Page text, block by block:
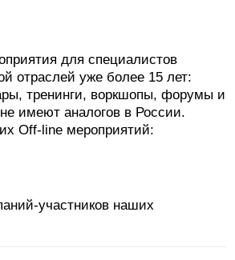
для специалистов
отраслей уже более 15 лет:
тренинги, воркшопы, форумы и
имеют аналогов в России.
Off-line мероприятий:
участников наших